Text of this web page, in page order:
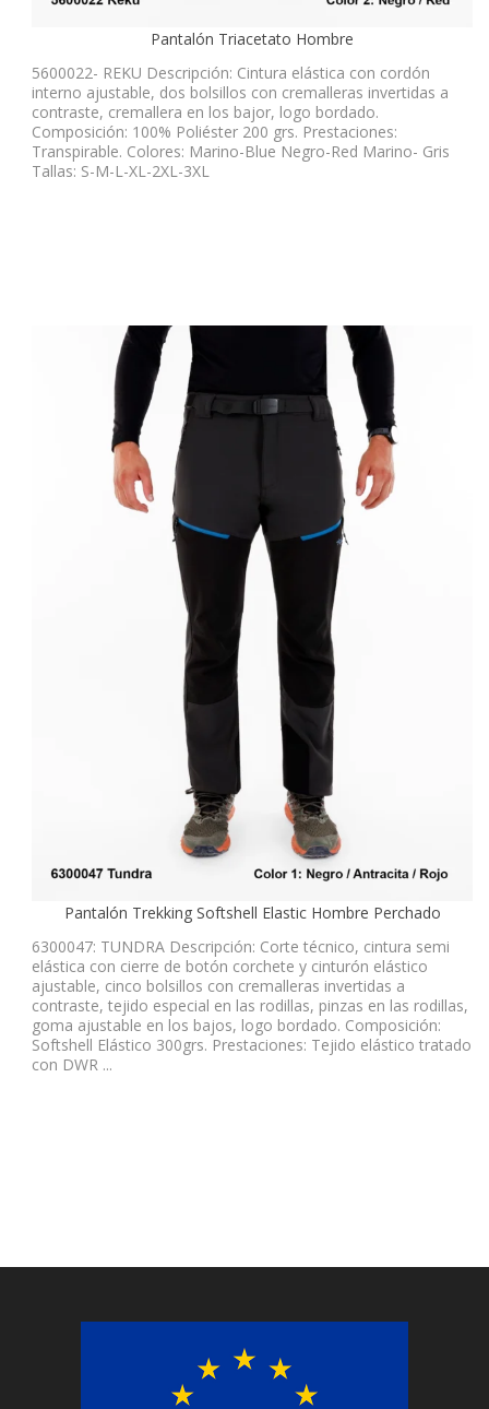
Pantalón Triacetato Hombre
5600022- REKU Descripción: Cintura elástica con cordón
interno ajustable, dos bolsillos con cremalleras invertidas a
contraste, cremallera en los bajor, logo bordado.
Composición: 100% Poliéster 200 grs. Prestaciones:
Transpirable. Colores: Marino-Blue Negro-Red Marino- Gris
Tallas: S-M-L-XL-2XL-3XL
Pantalón Trekking Softshell Elastic Hombre Perchado
6300047: TUNDRA Descripción: Corte técnico, cintura semi
elástica con cierre de botón corchete y cinturón elástico
ajustable, cinco bolsillos con cremalleras invertidas a
contraste, tejido especial en las rodillas, pinzas en las rodillas,
goma ajustable en los bajos, logo bordado. Composición:
Softshell Elástico 300grs. Prestaciones: Tejido elástico tratado
con DWR ...